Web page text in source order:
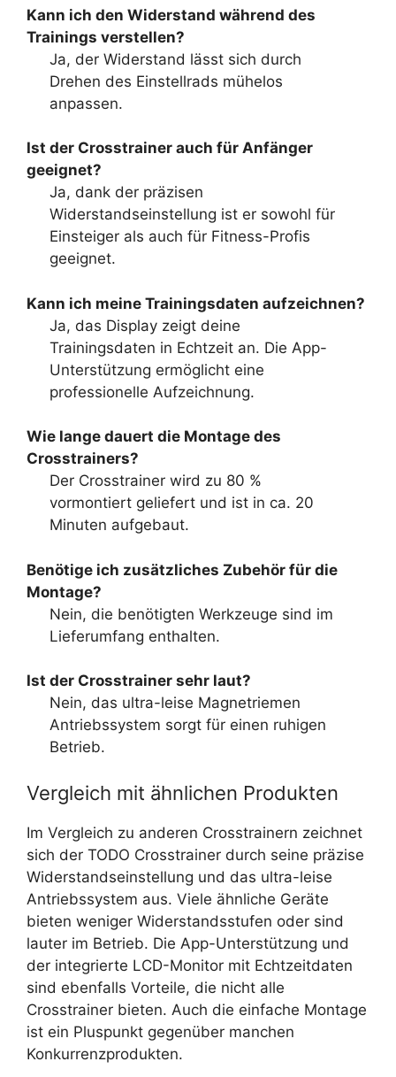
Kann ich den Widerstand während des
Trainings verstellen?
Ja, der Widerstand lässt sich durch
Drehen des Einstellrads mühelos
anpassen.
Ist der Crosstrainer auch für Anfänger
geeignet?
Ja, dank der präzisen
Widerstandseinstellung ist er sowohl für
Einsteiger als auch für Fitness-Profis
geeignet.
Kann ich meine Trainingsdaten aufzeichnen?
Ja, das Display zeigt deine
Trainingsdaten in Echtzeit an. Die App-
Unterstützung ermöglicht eine
professionelle Aufzeichnung.
Wie lange dauert die Montage des
Crosstrainers?
Der Crosstrainer wird zu 80 %
vormontiert geliefert und ist in ca. 20
Minuten aufgebaut.
Benötige ich zusätzliches Zubehör für die
Montage?
Nein, die benötigten Werkzeuge sind im
Lieferumfang enthalten.
Ist der Crosstrainer sehr laut?
Nein, das ultra-leise Magnetriemen
Antriebssystem sorgt für einen ruhigen
Betrieb.
Vergleich mit ähnlichen Produkten
Im Vergleich zu anderen Crosstrainern zeichnet
sich der TODO Crosstrainer durch seine präzise
Widerstandseinstellung und das ultra-leise
Antriebssystem aus. Viele ähnliche Geräte
bieten weniger Widerstandsstufen oder sind
lauter im Betrieb. Die App-Unterstützung und
der integrierte LCD-Monitor mit Echtzeitdaten
sind ebenfalls Vorteile, die nicht alle
Crosstrainer bieten. Auch die einfache Montage
ist ein Pluspunkt gegenüber manchen
Konkurrenzprodukten.